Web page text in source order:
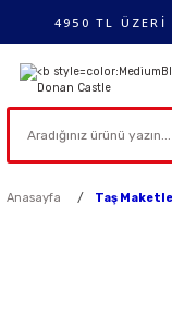
4950 TL ÜZERİ
Anasayfa Taş